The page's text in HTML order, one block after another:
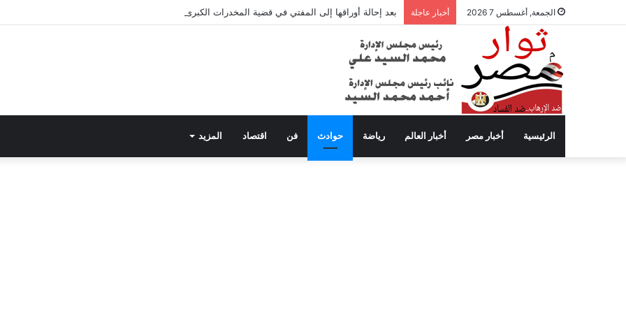
الجمعة, أغسطس 7 2026 أخبار عاجلة بعد إحالة أوراقها إلى المفتي في قضية المخدرات الكبرى.. من هي سارة خليفة؟
الرئيسية أخبار مصر أخبار العالم رياضة حوادث فن اقتصاد المزيد